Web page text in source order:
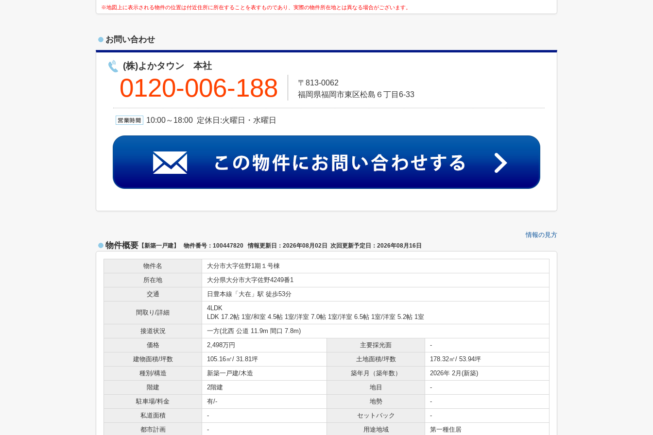
※地図上に表示される物件の位置は付近住所に所在することを表すものであり、実際の物件所在地とは異なる場合がございます。
お問い合わせ
(株)よかタウン 本社
0120-006-188
〒813-0062
福岡県福岡市東区松島６丁目6-33
10:00～18:00 定休日:火曜日・水曜日
情報の見方
物件概要 【新築一戸建】 物件番号：100447820 情報更新日：2026年08月02日 次回更新予定日：2026年08月16日
物件名
大分市大字佐野1期１号棟
所在地
大分県大分市大字佐野4249番1
交通
日豊本線「大在」駅 徒歩53分
間取り/詳細
4LDK
LDK 17.2帖 1室/和室 4.5帖 1室/洋室 7.0帖 1室/洋室 6.5帖 1室/洋室 5.2帖 1室
接道状況
一方(北西 公道 11.9m 間口 7.8m)
価格
2,498万円 主要採光面
-
建物面積/坪数
105.16㎡/ 31.81坪 土地面積/坪数
178.32㎡/ 53.94坪
種別/構造
新築一戸建/木造 築年月（築年数）
2026年 2月(新築)
階建
2階建 地目
-
駐車場/料金
有/- 地勢
-
私道面積
- セットバック
-
都市計画
- 用途地域 第一種住居